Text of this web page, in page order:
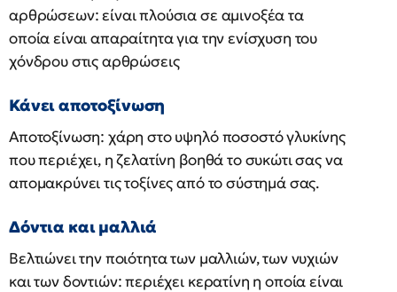
αρθρώσεων: είναι πλούσια σε αμινοξέα τα
οποία είναι απαραίτητα για την ενίσχυση του
χόνδρου στις αρθρώσεις
Κάνει αποτοξίνωση
Αποτοξίνωση: χάρη στο υψηλό ποσοστό γλυκίνης
που περιέχει, η ζελατίνη βοηθά το συκώτι σας να
απομακρύνει τις τοξίνες από το σύστημά σας.
Δόντια και μαλλιά
Βελτιώνει την ποιότητα των μαλλιών, των νυχιών
και των δοντιών: περιέχει κερατίνη η οποία είναι